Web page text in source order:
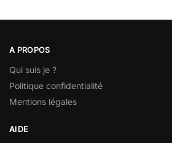
A PROPOS
Qui suis je ?
Politique confidentialité
Mentions légales
AIDE